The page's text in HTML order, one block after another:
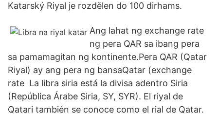
Katarský Riyal je rozdělen do 100 dirhams.
Ang lahat ng exchange rate
ng pera QAR sa ibang pera
sa pamamagitan ng kontinente.Pera QAR (Qatar
Riyal) ay ang pera ng bansaQatar (exchange
rate La libra siria está la divisa adentro Siria
(República Árabe Siria, SY, SYR). El riyal de
Qatari también se conoce como el rial de Qatar.